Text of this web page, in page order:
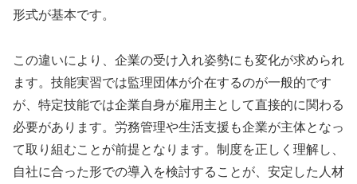
形式が基本です。
この違いにより、企業の受け入れ姿勢にも変化が求められ
ます。技能実習では監理団体が介在するのが一般的です
が、特定技能では企業自身が雇用主として直接的に関わる
必要があります。労務管理や生活支援も企業が主体となっ
て取り組むことが前提となります。制度を正しく理解し、
自社に合った形での導入を検討することが、安定した人材